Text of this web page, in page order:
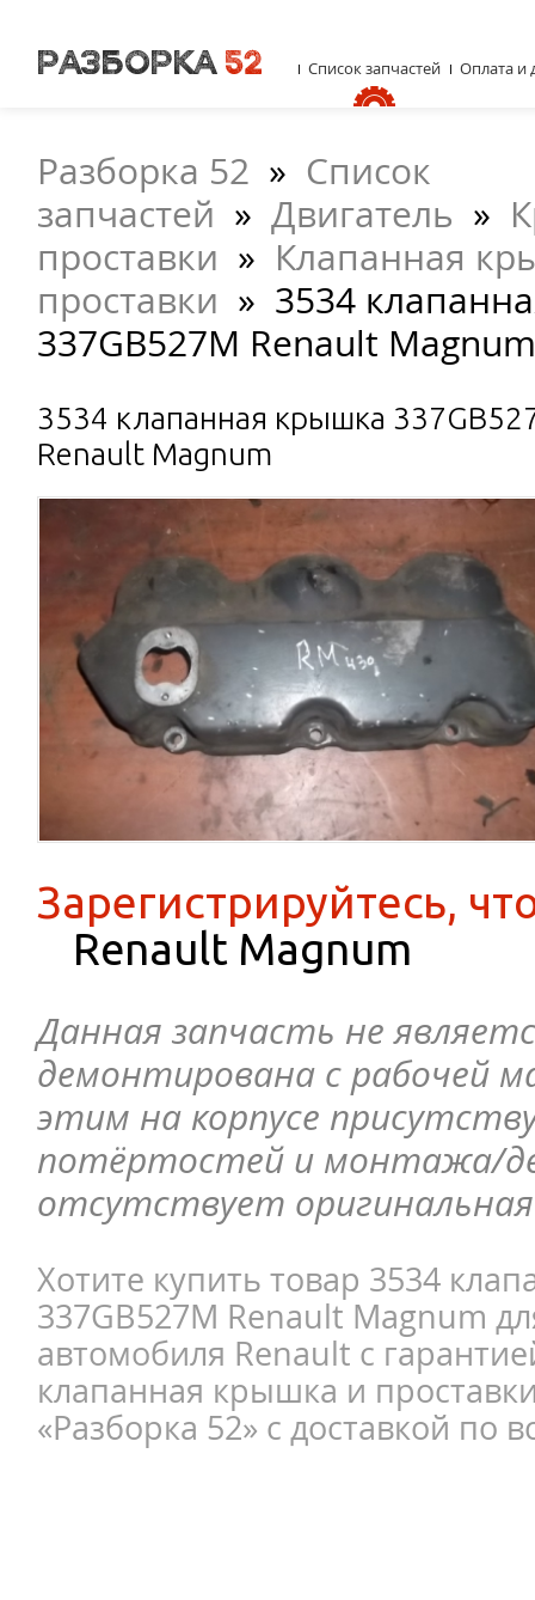
Разборка 52 » Список
запчастей » Двигатель »
проставки » Клапанная
проставки » 3534
337GB527M Renault Magnum
3534 клапанная крышка
Renault Magnum
Зарегистрируйтесь,
Renault Magnum
Данная запчасть не
демонтирована с рабочей
этим на корпусе
потёртостей и монтажа/
отсутствует оригинальная
Хотите купить товар 3534
337GB527M Renault Magnum
автомобиля Renault с
клапанная крышка и
«Разборка 52» с доставкой по
Список запчастей Оплата и